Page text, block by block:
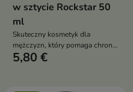
w sztycie Rockstar 50
ml
Skuteczny kosmetyk dla
mężczyzn, który pomaga chronić
przed nieprzyjemnym zapachem
5,80 €